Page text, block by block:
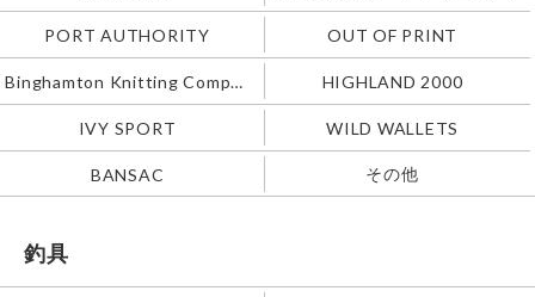
PORT AUTHORITY OUT OF PRINT
Binghamton Knitting Company HIGHLAND 2000
IVY SPORT WILD WALLETS
BANSAC その他
釣具